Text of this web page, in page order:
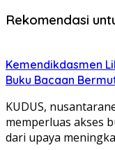
Rekomendasi
Kemendikdasmen
Buku Bacaan
KUDUS,
memperluas akses
dari upaya